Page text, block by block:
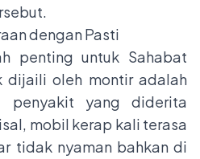
dengan Pasti
penting untuk Sahabat
dijaili oleh montir adalah
penyakit yang diderita
mobil kerap kali terasa
tidak nyaman bahkan di